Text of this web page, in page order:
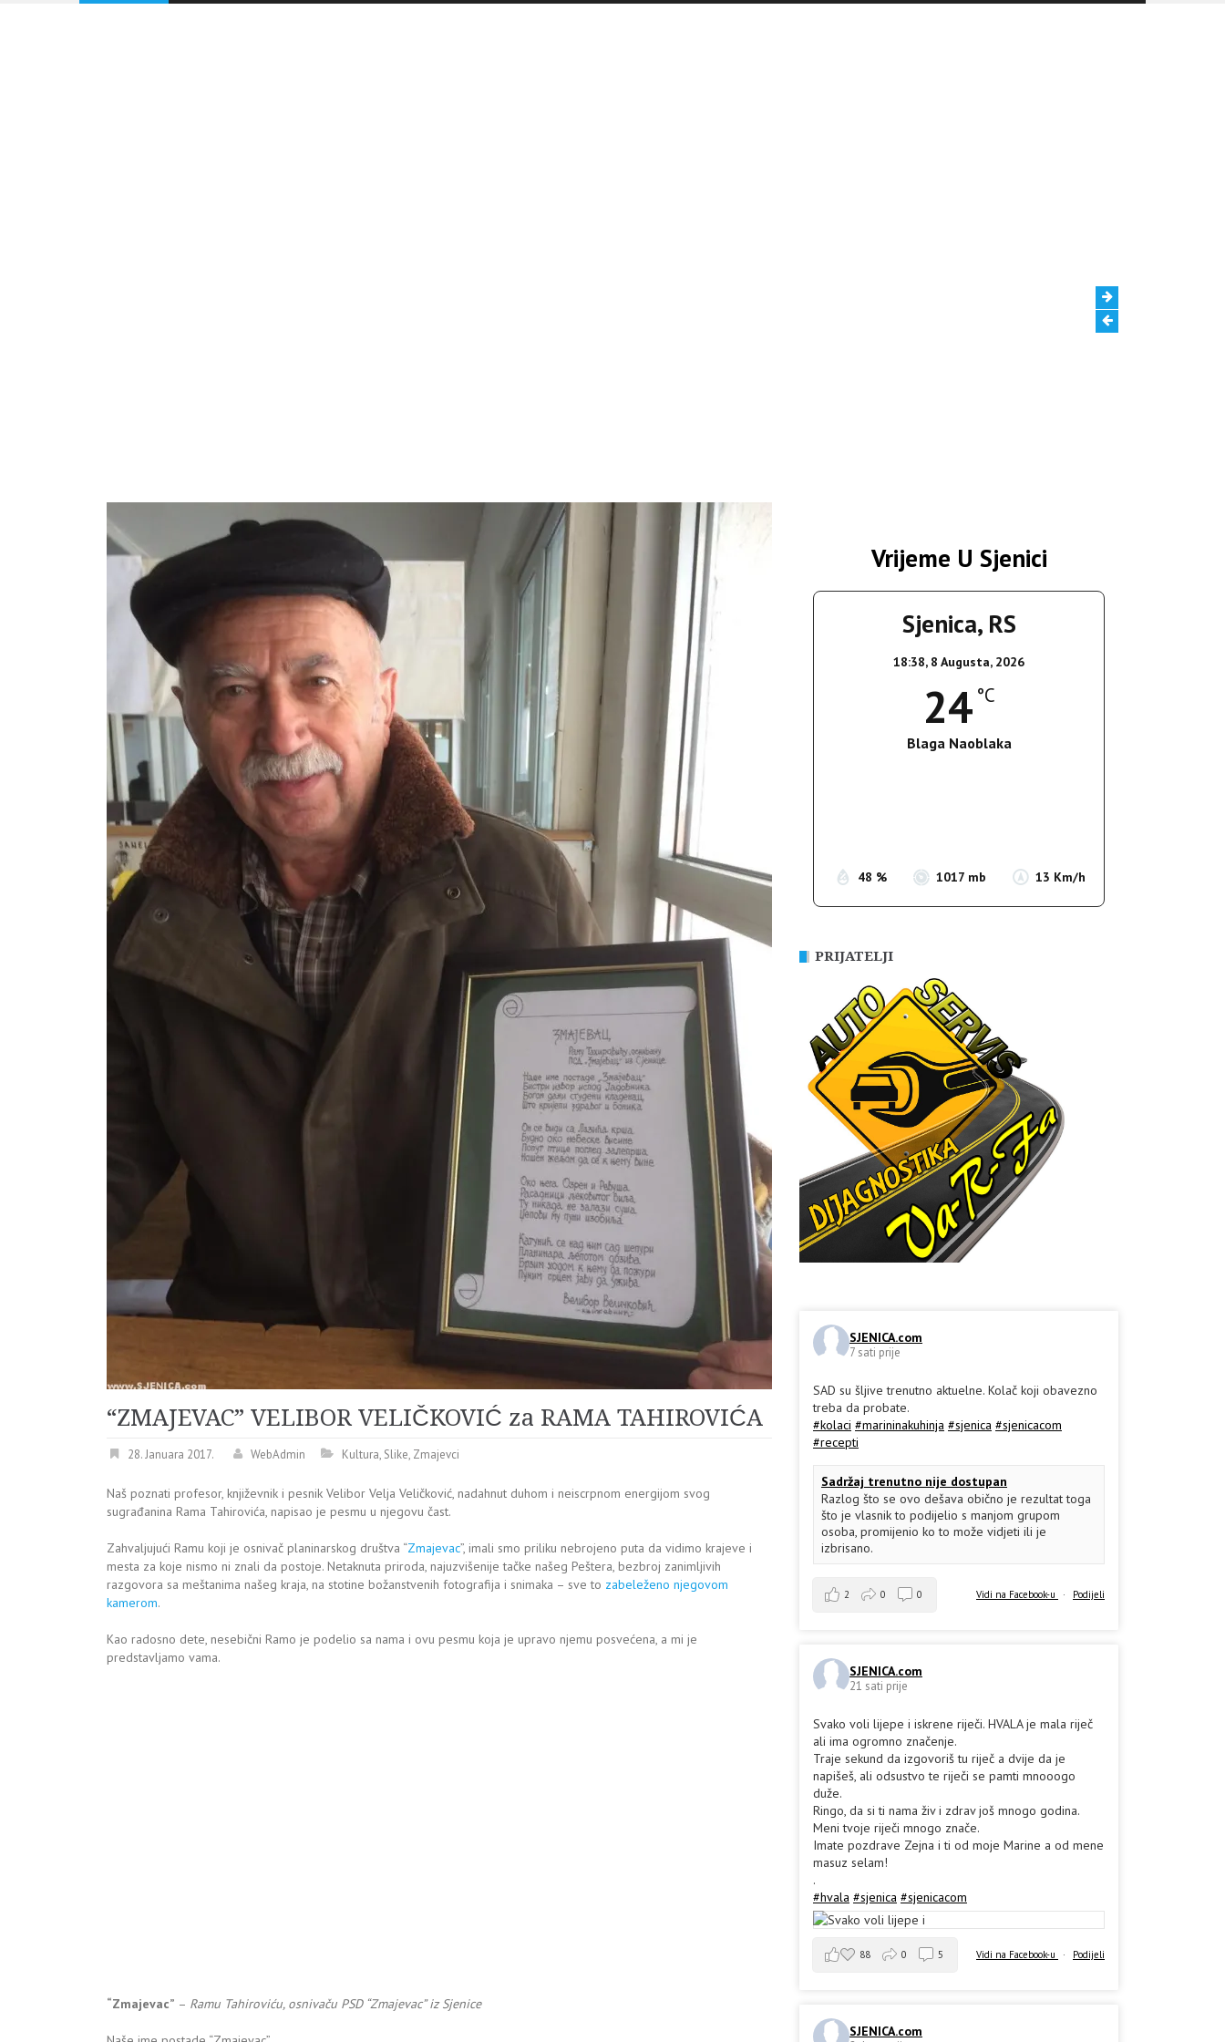
“ZMAJEVAC” VELIBOR VELIČKOVIĆ za RAMA TAHIROVIĆA
28. Januara 2017. WebAdmin Kultura, Slike, Zmajevci
Naš poznati profesor, književnik i pesnik Velibor Velja Veličković, nadahnut duhom i neiscrpnom energijom svog
sugrađanina Rama Tahirovića, napisao je pesmu u njegovu čast.
Zahvaljujući Ramu koji je osnivač planinarskog društva “Zmajevac”, imali smo priliku nebrojeno puta da vidimo krajeve i
mesta za koje nismo ni znali da postoje. Netaknuta priroda, najuzvišenije tačke našeg Peštera, bezbroj zanimljivih
razgovora sa meštanima našeg kraja, na stotine božanstvenih fotografija i snimaka – sve to zabeleženo njegovom
kamerom.
Kao radosno dete, nesebični Ramo je podelio sa nama i ovu pesmu koja je upravo njemu posvećena, a mi je
predstavljamo vama.
“Zmajevac” – Ramu Tahiroviću, osnivaču PSD “Zmajevac” iz Sjenice
Vrijeme U Sjenici
Sjenica, RS
18:38, 8 Augusta, 2026
24 °C
Blaga Naoblaka
48 % 1017 mb 13 Km/h
PRIJATELJI
SJENICA.com
7 sati prije
SAD su šljive trenutno aktuelne. Kolač koji obavezno
treba da probate.
#kolaci #marininakuhinja #sjenica #sjenicacom
#recepti
Sadržaj trenutno nije dostupan
Razlog što se ovo dešava obično je rezultat toga
što je vlasnik to podijelio s manjom grupom
osoba, promijenio ko to može vidjeti ili je
izbrisano.
Vidi na Facebook-u · Podijeli
2 0 0
SJENICA.com
21 sati prije
Svako voli lijepe i iskrene riječi. HVALA je mala riječ
ali ima ogromno značenje.
Traje sekund da izgovoriš tu riječ a dvije da je
napišeš, ali odsustvo te riječi se pamti mnooogo
duže.
Ringo, da si ti nama živ i zdrav još mnogo godina.
Meni tvoje riječi mnogo znače.
Imate pozdrave Zejna i ti od moje Marine a od mene
masuz selam!
.
#hvala #sjenica #sjenicacom
Vidi na Facebook-u · Podijeli
88 0 5
SJENICA.com